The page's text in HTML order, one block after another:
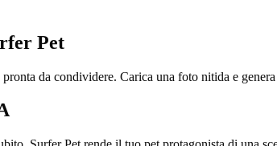
Pet
da condividere. Carica una foto nitida e